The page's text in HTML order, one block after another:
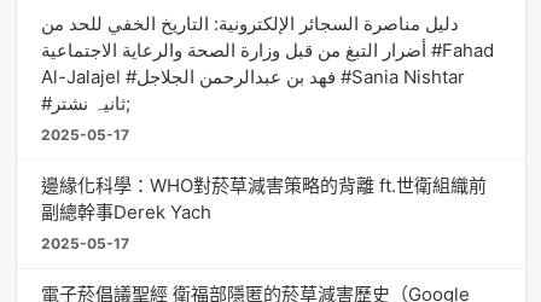
دليل مناصرة السجائر الإلكترونية: التاريخ الخفي للحد من
أضرار التبغ من قبل وزارة الصحة والرعاية الاجتماعية #Fahad
Al-Jalajel #فهد بن عبدالرحمن الجلاجل #Sania Nishtar
#ثانیہ نشتر;
2025-05-17
邊緣化科學：WHO對菸草減害策略的背離 ft.世衛組織前
副總幹事Derek Yach
2025-05-17
電子菸倡議聖經 衛福部隱匿的菸草減害歷史（Google